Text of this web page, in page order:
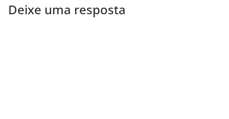
Deixe uma resposta